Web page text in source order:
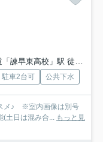
諫早東高校」駅 徒歩22分
駐車2台可 公共下水
メ♪ ※室内画像は別号
土日は混み合...
もっと見